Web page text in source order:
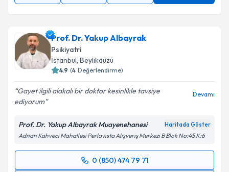
Prof. Dr. Yakup Albayrak
Psikiyatri
İstanbul, Beylikdüzü
4.9 (4 Değerlendirme)
Gayet ilgili alakalı bir doktor kesinlikle tavsiye
ediyorum
Devamı
Prof. Dr. Yakup Albayrak Muayenehanesi Haritada Göster
Adnan Kahveci Mahallesi Perlavista Alışveriş Merkezi B Blok No:45 K:6
0 (850) 474 79 71
Randevu Takvimi Talebi